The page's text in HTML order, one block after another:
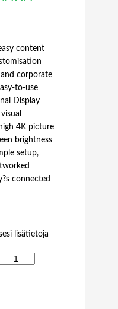
content
and corporate
to-use
Display
4K picture
brightness
setup,
connected
lisätietoja